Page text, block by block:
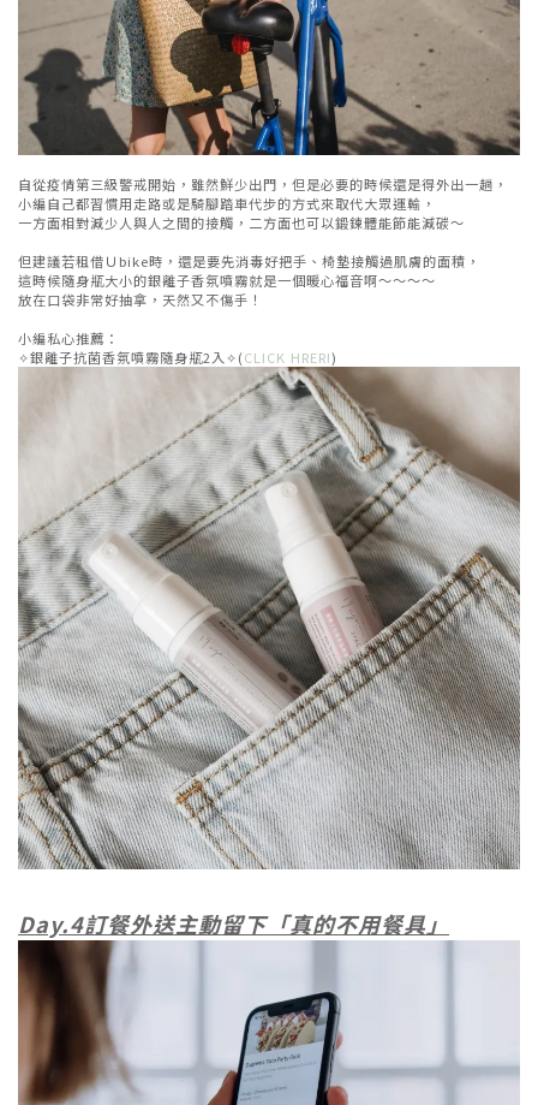
自從疫情第三級警戒開始，雖然鮮少出門，但是必要的時候還是得外出一趟，
小編自己都習慣用走路或是騎腳踏車代步的方式來取代大眾運輸，
一方面相對減少人與人之間的接觸，二方面也可以鍛鍊體能節能減碳～
但建議若租借Ｕbike時，還是要先消毒好把手、椅墊接觸過肌膚的面積，
這時候隨身瓶大小的銀離子香氛噴霧就是一個暖心福音啊～～～～
放在口袋非常好抽拿，天然又不傷手！
小編私心推薦：
✧銀離子抗菌香氛噴霧隨身瓶2入✧(CLICK HRER!)
Day.4訂餐外送主動留下「真的不用餐具」